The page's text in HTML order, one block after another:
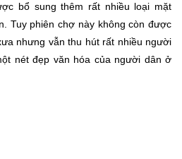
bổ sung thêm rất nhiều loại mặt
Tuy phiên chợ này không còn được
nhưng vẫn thu hút rất nhiều người
nét đẹp văn hóa của người dân ở